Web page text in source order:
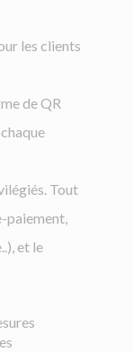
les clients
de QR
Tout
paiement,
et le